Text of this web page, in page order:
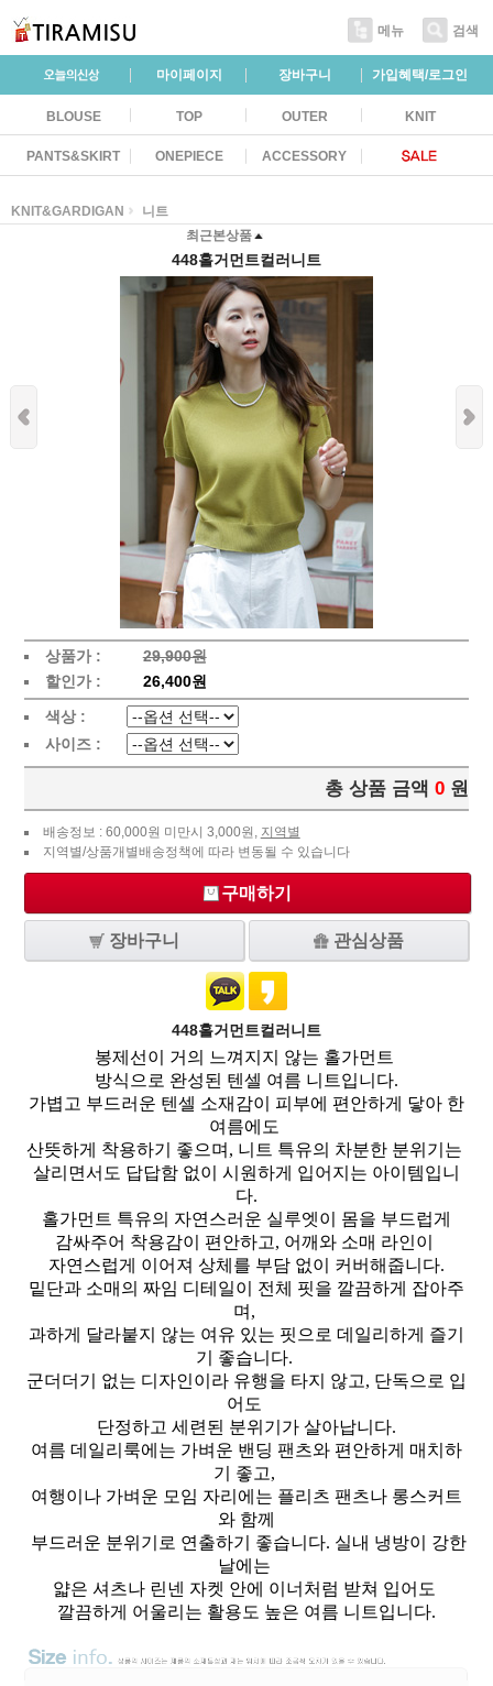
메뉴 검색
마이페이지 장바구니 가입혜택/로그인
BLOUSE TOP OUTER KNIT
PANTS&SKIRT ONEPIECE ACCESSORY
KNIT&GARDIGAN
니트
최근본상품
448홀거먼트컬러니트
상품가 :
29,900원
할인가 :
26,400원
색상 :
사이즈 :
총 상품 금액 0 원
배송정보 : 60,000원 미만시 3,000원, 지역별
지역별/상품개별배송정책에 따라 변동될 수 있습니다
구매하기
장바구니 관심상품
448홀거먼트컬러니트
봉제선이 거의 느껴지지 않는 홀가먼트
방식으로 완성된 텐셀 여름 니트입니다.
가볍고 부드러운 텐셀 소재감이 피부에 편안하게 닿아 한
여름에도
산뜻하게 착용하기 좋으며, 니트 특유의 차분한 분위기는
살리면서도 답답함 없이 시원하게 입어지는 아이템입니
다.
홀가먼트 특유의 자연스러운 실루엣이 몸을 부드럽게
감싸주어 착용감이 편안하고, 어깨와 소매 라인이
자연스럽게 이어져 상체를 부담 없이 커버해줍니다.
밑단과 소매의 짜임 디테일이 전체 핏을 깔끔하게 잡아주
며,
과하게 달라붙지 않는 여유 있는 핏으로 데일리하게 즐기
기 좋습니다.
군더더기 없는 디자인이라 유행을 타지 않고, 단독으로 입
어도
단정하고 세련된 분위기가 살아납니다.
여름 데일리룩에는 가벼운 밴딩 팬츠와 편안하게 매치하
기 좋고,
여행이나 가벼운 모임 자리에는 플리츠 팬츠나 롱스커트
와 함께
부드러운 분위기로 연출하기 좋습니다. 실내 냉방이 강한
날에는
얇은 셔츠나 린넨 자켓 안에 이너처럼 받쳐 입어도
깔끔하게 어울리는 활용도 높은 여름 니트입니다.